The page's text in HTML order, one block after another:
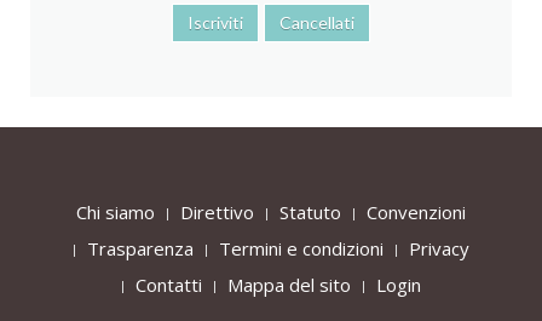
Chi siamo Direttivo Statuto
Convenzioni
Trasparenza
Termini e condizioni
Privacy
Contatti
Mappa del sito Login